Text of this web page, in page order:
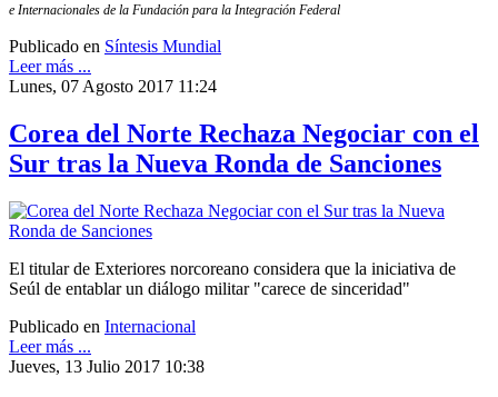
e Internacionales de la Fundación para la Integración Federal
Publicado en Síntesis Mundial
Leer más ...
Lunes, 07 Agosto 2017 11:24
Corea del Norte Rechaza Negociar con el
Sur tras la Nueva Ronda de Sanciones
El titular de Exteriores norcoreano considera que la iniciativa de
Seúl de entablar un diálogo militar "carece de sinceridad"
Publicado en Internacional
Leer más ...
Jueves, 13 Julio 2017 10:38